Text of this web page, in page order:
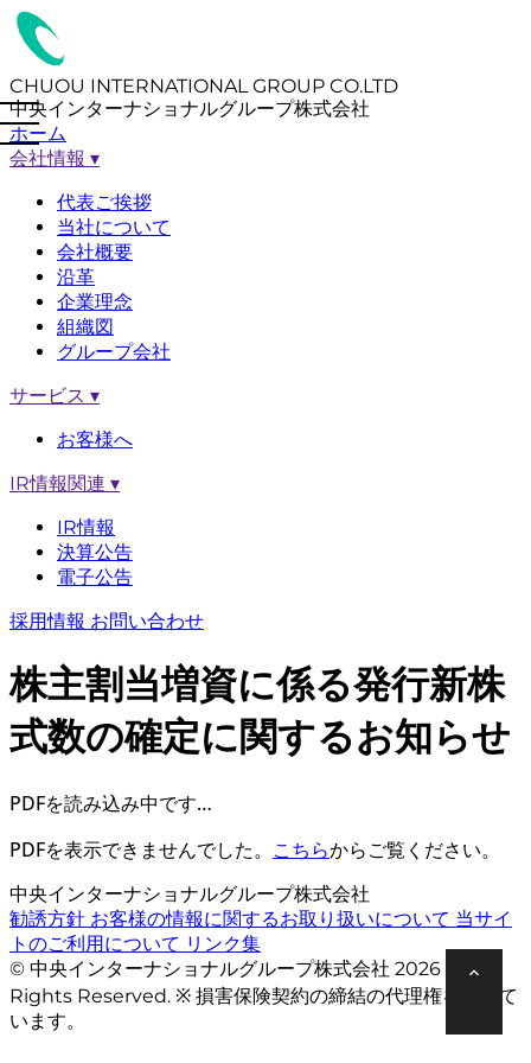
CHUOU INTERNATIONAL GROUP CO.LTD
中央インターナショナルグループ株式会社
ホーム
会社情報 ▾
代表ご挨拶
当社について
会社概要
沿革
企業理念
組織図
グループ会社
サービス ▾
お客様へ
IR情報関連 ▾
IR情報
決算公告
電子公告
採用情報 お問い合わせ
株主割当増資に係る発行新株
式数の確定に関するお知らせ
PDFを読み込み中です…
PDFを表示できませんでした。 こちらからご覧ください。
中央インターナショナルグループ株式会社
勧誘方針 お客様の情報に関するお取り扱いについて 当サイ
トのご利用について リンク集
© 中央インターナショナルグループ株式会社 2026 All
Rights Reserved. ※ 損害保険契約の締結の代理権を有して
います。